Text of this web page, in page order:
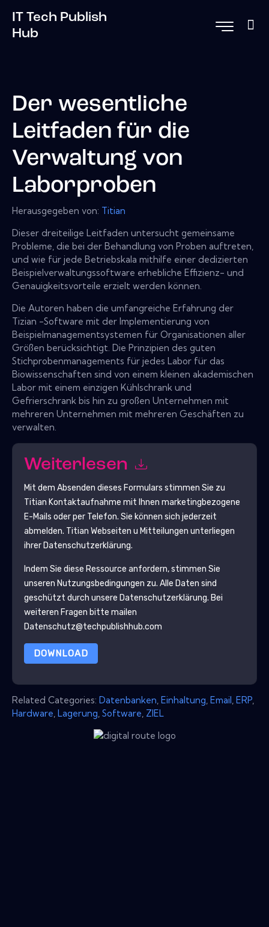
IT Tech Publish
Hub
Der wesentliche
Leitfaden für die
Verwaltung von
Laborproben
Herausgegeben von: Titian
Dieser dreiteilige Leitfaden untersucht gemeinsame
Probleme, die bei der Behandlung von Proben auftreten,
und wie für jede Betriebskala mithilfe einer dedizierten
Beispielverwaltungssoftware erhebliche Effizienz- und
Genauigkeitsvorteile erzielt werden können.
Die Autoren haben die umfangreiche Erfahrung der
Tizian -Software mit der Implementierung von
Beispielmanagementsystemen für Organisationen aller
Größen berücksichtigt. Die Prinzipien des guten
Stichprobenmanagements für jedes Labor für das
Biowissenschaften sind von einem kleinen akademischen
Labor mit einem einzigen Kühlschrank und
Gefrierschrank bis hin zu großen Unternehmen mit
mehreren Unternehmen mit mehreren Geschäften zu
verwalten.
Weiterlesen
Mit dem Absenden dieses Formulars stimmen Sie zu
Titian Kontaktaufnahme mit Ihnen marketingbezogene
E-Mails oder per Telefon. Sie können sich jederzeit
abmelden. Titian Webseiten u Mitteilungen unterliegen
ihrer Datenschutzerklärung.
Indem Sie diese Ressource anfordern, stimmen Sie
unseren Nutzungsbedingungen zu. Alle Daten sind
geschützt durch unsere Datenschutzerklärung. Bei
weiteren Fragen bitte mailen
Datenschutz@techpublishhub.com
DOWNLOAD
Related Categories: Datenbanken Einhaltung Email ERP
Hardware Lagerung Software ZIEL